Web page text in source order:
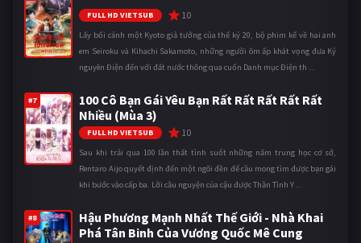
FULL HD VIETSUB 10
Lấy bối cảnh một Kyoto giả tưởng của thế kỷ 20, bộ phim kể về hai anh
em Seiroku và Kihachi Sakamoto, những người ôm ấp khát vọng đưa Kỷ
nguyên Điện đến với đất nước thông qua cuốn Danh mục Điện th ...
#7
100 Cô Bạn Gái Yêu Bạn Rất Rất Rất Rất Rất
Nhiều (Mùa 3)
FULL HD VIETSUB 10
Sau khi trải qua 100 lần thất tình suốt những năm trung học cơ sở,
Rentaro Aijo quyết định đến một ngôi đền để cầu mong tìm được bạn gái
khi bước vào cấp ba. Lời cầu nguyện của cậu được Thần Tình Y ...
#8
Hậu Phương Mạnh Nhất Thế Giới - Nhà Khai
Phá Tân Binh Của Vương Quốc Mê Cung